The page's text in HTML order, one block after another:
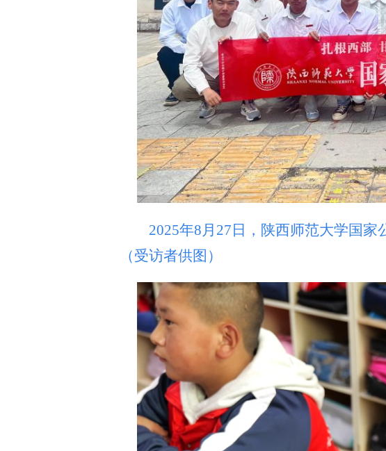
2025年8月27日，陕西师范大学国家
（受访者供图）